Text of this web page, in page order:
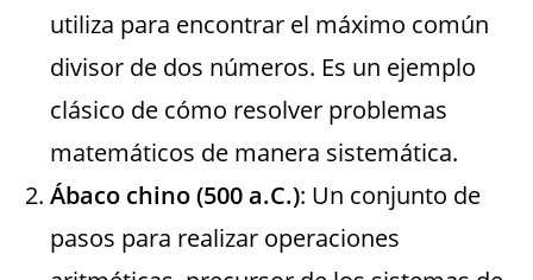
utiliza para encontrar el máximo común
divisor de dos números. Es un ejemplo
clásico de cómo resolver problemas
matemáticos de manera sistemática.
Ábaco chino (500 a.C.): Un conjunto de
pasos para realizar operaciones